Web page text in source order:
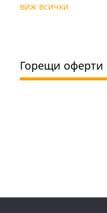
виж всички
Горещи оферти